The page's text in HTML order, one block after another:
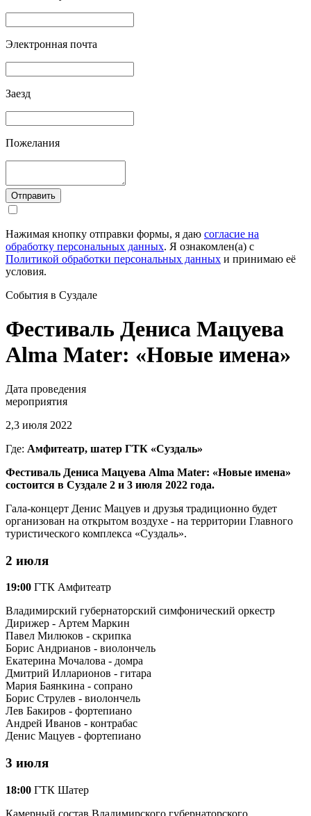
Электронная почта
Заезд
Пожелания
Отправить
Нажимая кнопку отправки формы, я даю согласие на
обработку персональных данных. Я ознакомлен(а) с
Политикой обработки персональных данных и принимаю её
условия.
События в Суздале
Фестиваль Дениса Мацуева
Alma Mater: «Новые имена»
Дата проведения
мероприятия
2,3 июля 2022
Где: Амфитеатр, шатер ГТК «Суздаль»
Фестиваль Дениса Мацуева Alma Mater: «Новые имена»
состоится в Суздале 2 и 3 июля 2022 года.
Гала-концерт Денис Мацуев и друзья традиционно будет
организован на открытом воздухе - на территории Главного
туристического комплекса «Суздаль».
2 июля
19:00 ГТК Амфитеатр
Владимирский губернаторский симфонический оркестр
Дирижер - Артем Маркин
Павел Милюков - скрипка
Борис Андрианов - виолончель
Екатерина Мочалова - домра
Дмитрий Илларионов - гитара
Мария Баянкина - сопрано
Борис Струлев - виолончель
Лев Бакиров - фортепиано
Андрей Иванов - контрабас
Денис Мацуев - фортепиано
3 июля
18:00 ГТК Шатер
Камерный состав Владимирского губернаторского